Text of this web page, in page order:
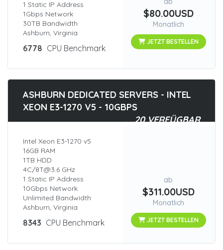
1 Static IP Address
1Gbps Network
30TB Bandwidth
Ashburn, Virginia
6778 CPU Benchmark
$80.00USD
Monatlich
JETZT BESTELLEN
ASHBURN DEDICATED SERVERS - INTEL
XEON E3-1270 V5 - 10GBPS
20 VERFÜGBAR
Intel Xeon E3-1270 v5
16GB RAM
1TB HDD
4C/8T@3.6 GHz
1 Static IP Address
10Gbps Network
Unlimited Bandwidth
Ashburn, Virginia
8343 CPU Benchmark
ab
$311.00USD
Monatlich
JETZT BESTELLEN